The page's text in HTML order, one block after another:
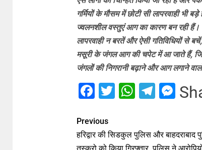
गर्मियों के मौसम में छोटी सी लापरवाही
ज्वलनशील वस्तुएं आग का कारण बन रही हैं।
लापरवाही न बरतें और ऐसी गतिविधियों से
मसूरी के जंगल आग की चपेट में आ जाते हैं,
जंगलों की निगरानी बढ़ाने और आग लगाने
Facebook
Twitter
Previous
हरिद्वार की सिडकुल पुलिस और बाहदराबाद